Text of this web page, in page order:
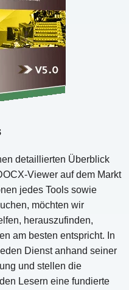
detaillierten Überblick
Viewer auf dem Markt
jedes Tools sowie
möchten wir
herauszufinden,
am besten entspricht. In
Dienst anhand seiner
und stellen die
Lesern eine fundierte